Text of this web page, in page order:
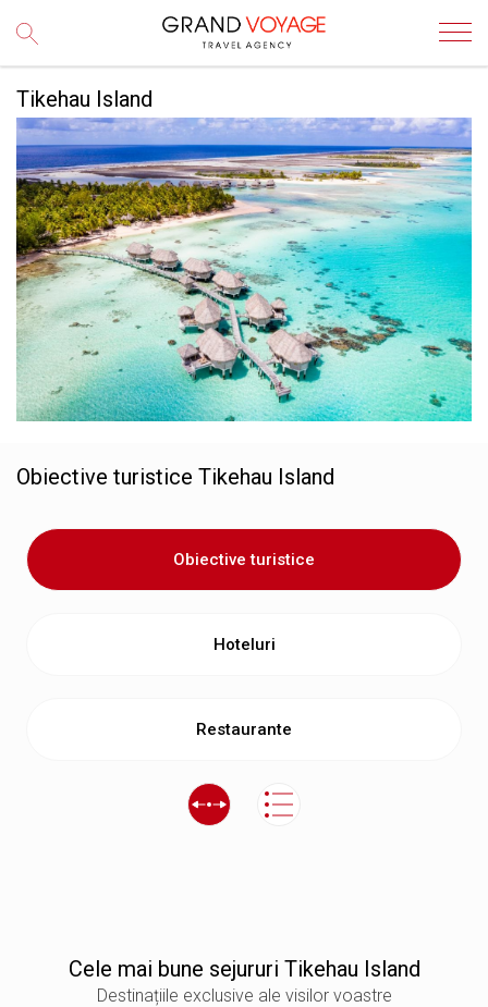
Tikehau Island
Obiective turistice Tikehau Island
Obiective turistice
Hoteluri
Restaurante
Сele mai bune sejururi Tikehau Island
Destinațiile exclusive ale visilor voastre